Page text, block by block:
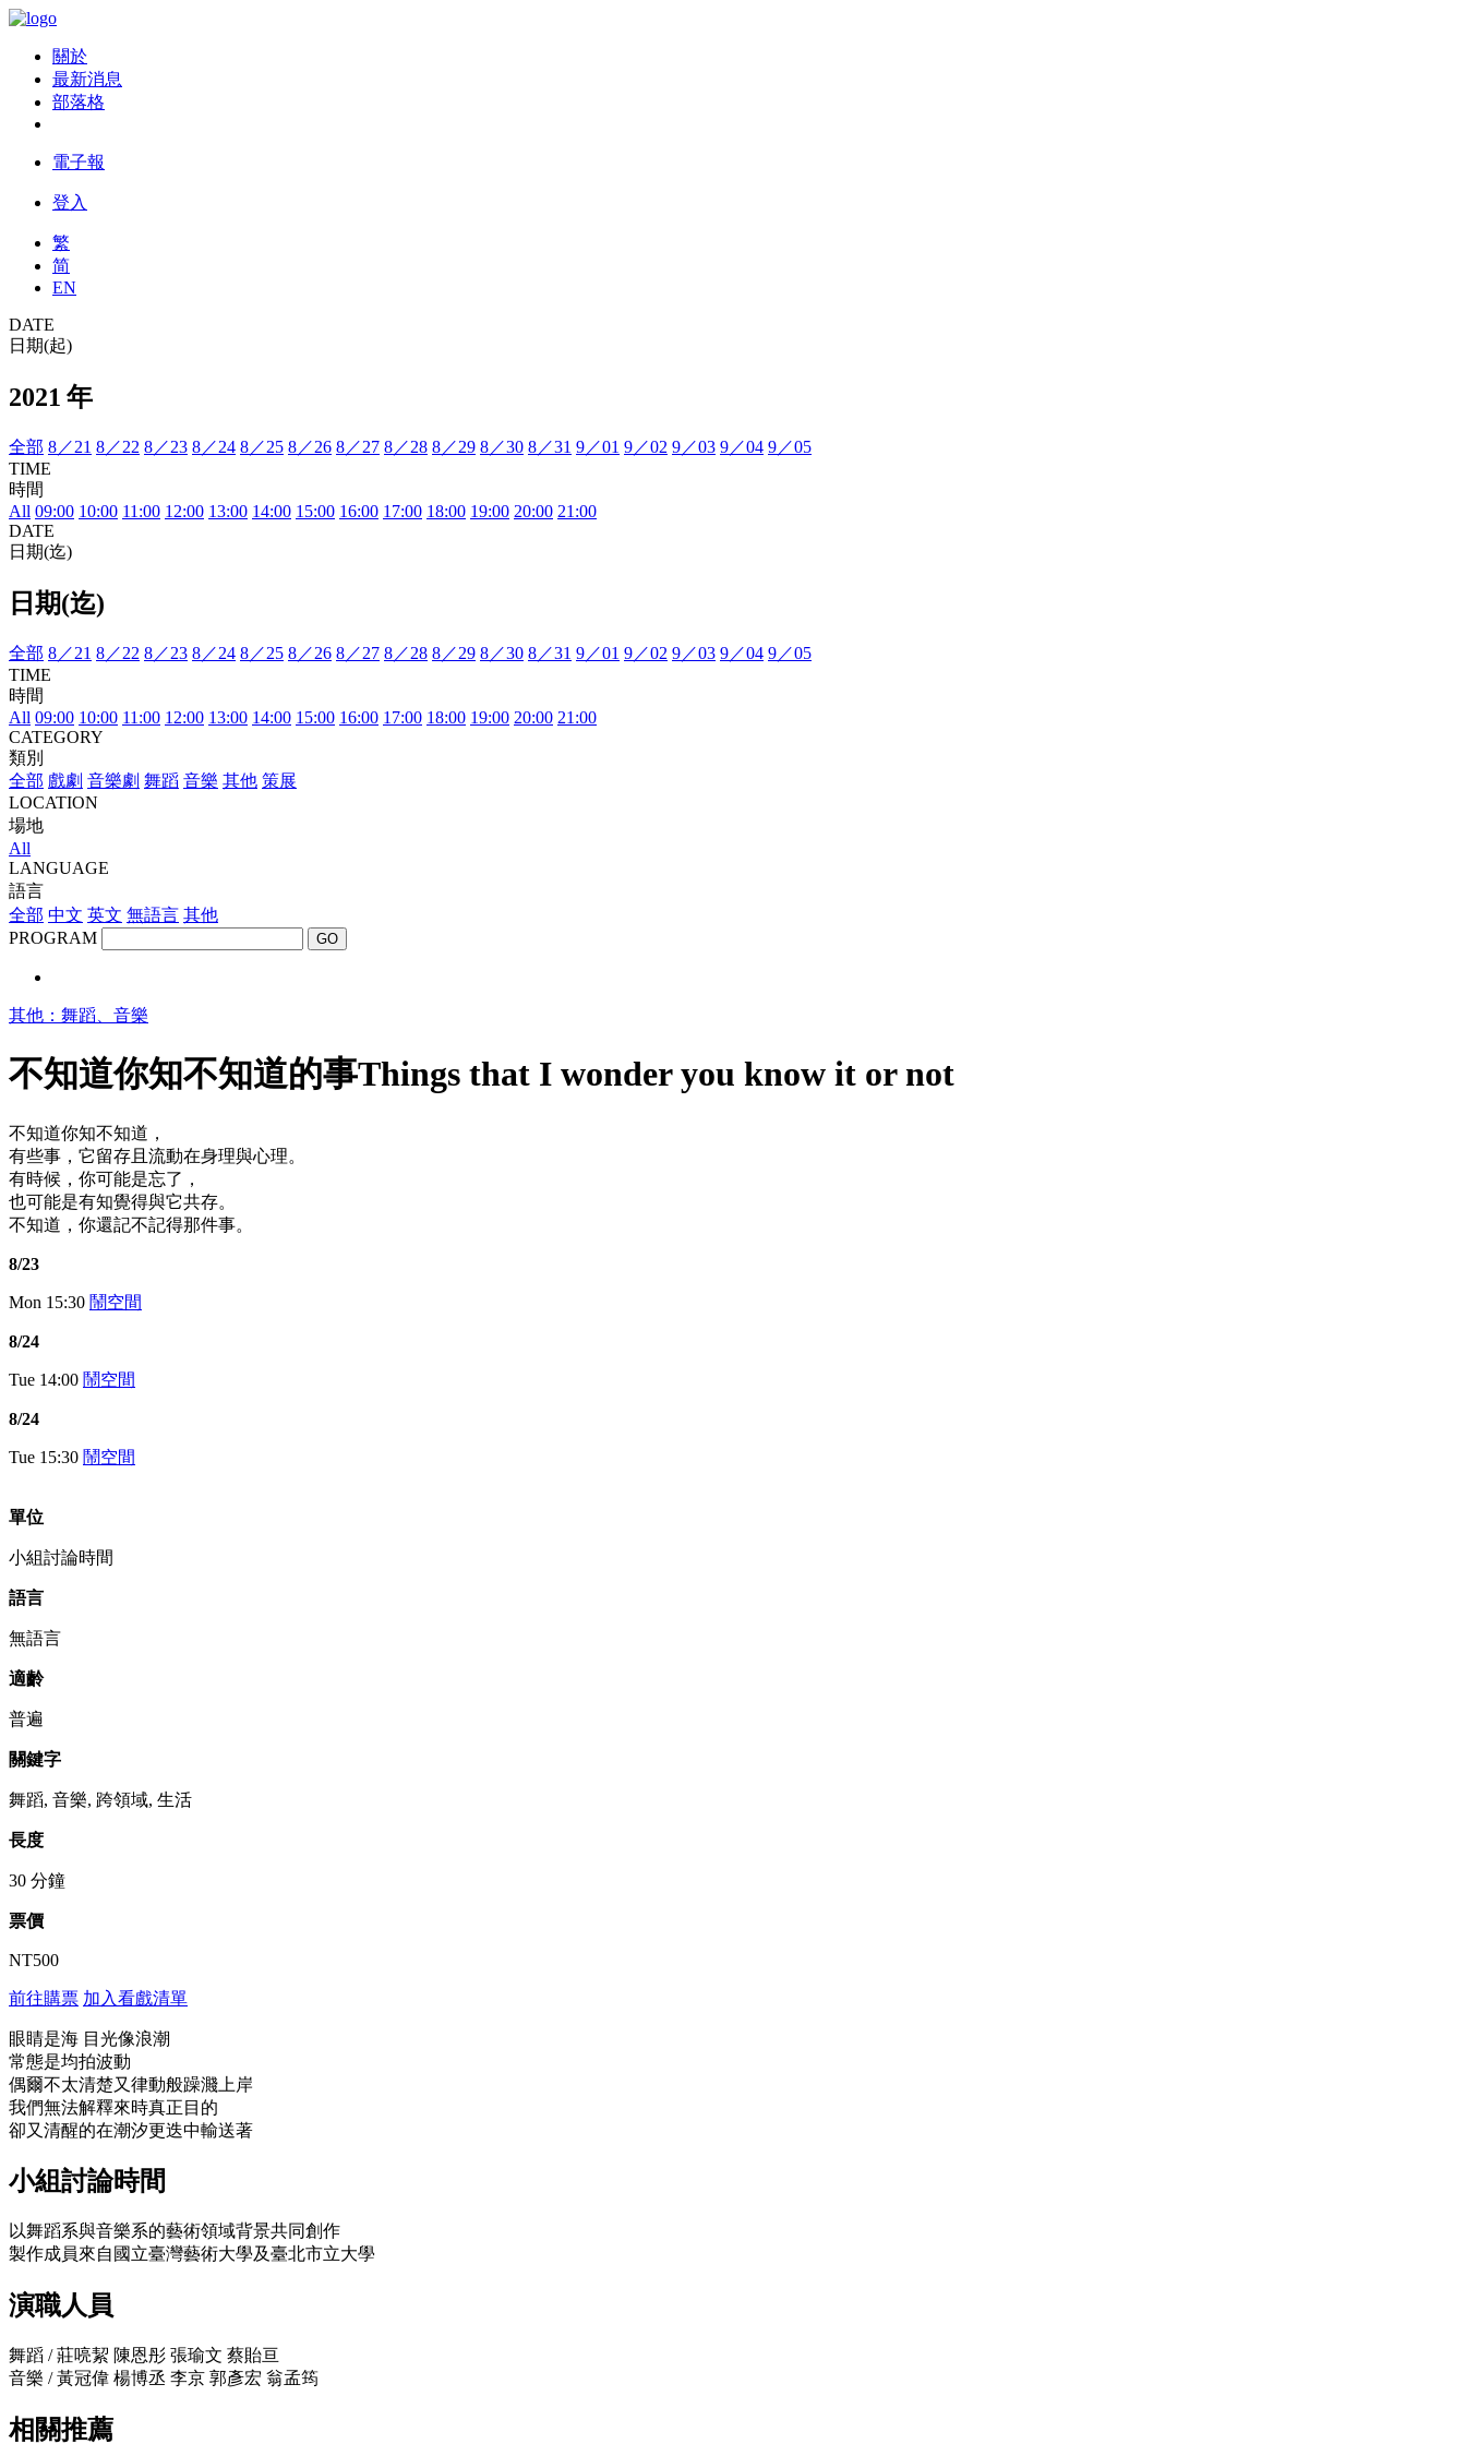
關於
最新消息
部落格
電子報
登入
繁
简
EN
DATE
日期(起)
2021 年
全部 8／21 8／22 8／23 8／24 8／25 8／26 8／27 8／28 8／29 8／30 8／31 9／01 9／02 9／03 9／04 9／05
TIME
時間
All 09:00 10:00 11:00 12:00 13:00 14:00 15:00 16:00 17:00 18:00 19:00 20:00 21:00
DATE
日期(迄)
日期(迄)
全部 8／21 8／22 8／23 8／24 8／25 8／26 8／27 8／28 8／29 8／30 8／31 9／01 9／02 9／03 9／04 9／05
TIME
時間
All 09:00 10:00 11:00 12:00 13:00 14:00 15:00 16:00 17:00 18:00 19:00 20:00 21:00
CATEGORY
類別
全部 戲劇 音樂劇 舞蹈 音樂 其他 策展
LOCATION
場地
All
LANGUAGE
語言
全部 中文 英文 無語言 其他
PROGRAM
GO
其他：舞蹈、音樂
不知道你知不知道的事Things that I wonder you know it or not
不知道你知不知道，
有些事，它留存且流動在身理與心理。
有時候，你可能是忘了，
也可能是有知覺得與它共存。
不知道，你還記不記得那件事。
8/23
Mon 15:30 鬧空間
8/24
Tue 14:00 鬧空間
8/24
Tue 15:30 鬧空間
單位
小組討論時間
語言
無語言
適齡
普遍
關鍵字
舞蹈, 音樂, 跨領域, 生活
長度
30 分鐘
票價
NT500
前往購票 加入看戲清單
眼睛是海 目光像浪潮
常態是均拍波動
偶爾不太清楚又律動般躁濺上岸
我們無法解釋來時真正目的
卻又清醒的在潮汐更迭中輸送著
小組討論時間
以舞蹈系與音樂系的藝術領域背景共同創作
製作成員來自國立臺灣藝術大學及臺北市立大學
演職人員
舞蹈 / 莊喨絜 陳恩彤 張瑜文 蔡貽亘
音樂 / 黃冠偉 楊博丞 李京 郭彥宏 翁孟筠
相關推薦